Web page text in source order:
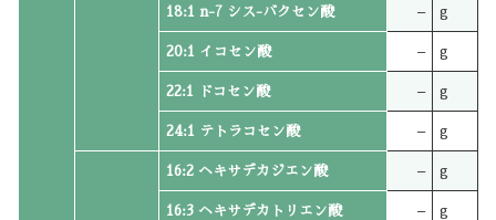
18:1 n-7 シス-バクセン酸 – g
20:1 イコセン酸 – g
22:1 ドコセン酸 – g
24:1 テトラコセン酸 – g
16:2 ヘキサデカジエン酸 – g
16:3 ヘキサデカトリエン酸 – g